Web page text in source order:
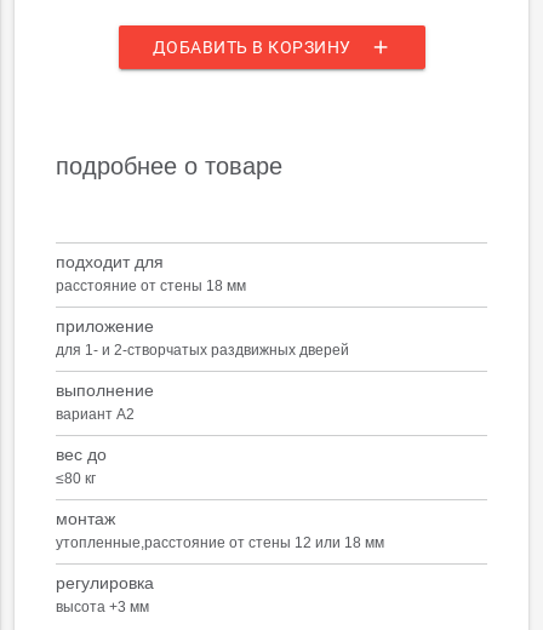
ДОБАВИТЬ В КОРЗИНУ add
подробнее о товаре
подходит для
расстояние от стены 18 мм
приложение
для 1- и 2-створчатых раздвижных дверей
выполнение
вариант А2
вес до
≤80 кг
монтаж
утопленные,расстояние от стены 12 или 18 мм
регулировка
высота +3 мм